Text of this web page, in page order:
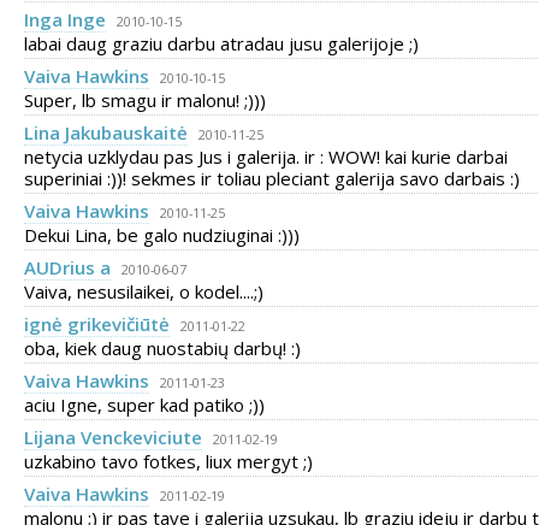
Inga Inge
2010-10-15
labai daug graziu darbu atradau jusu galerijoje ;)
Vaiva Hawkins
2010-10-15
Super, lb smagu ir malonu! ;)))
Lina Jakubauskaitė
2010-11-25
netycia uzklydau pas Jus i galerija. ir : WOW! kai kurie darbai
superiniai :))! sekmes ir toliau pleciant galerija savo darbais :)
Vaiva Hawkins
2010-11-25
Dekui Lina, be galo nudziuginai :)))
AUDrius a
2010-06-07
Vaiva, nesusilaikei, o kodel....;)
ignė grikevičiūtė
2011-01-22
oba, kiek daug nuostabių darbų! :)
Vaiva Hawkins
2011-01-23
aciu Igne, super kad patiko ;))
Lijana Venckeviciute
2011-02-19
uzkabino tavo fotkes, liux mergyt ;)
Vaiva Hawkins
2011-02-19
malonu ;) ir pas tave i galerija uzsukau, lb graziu ideju ir darbu